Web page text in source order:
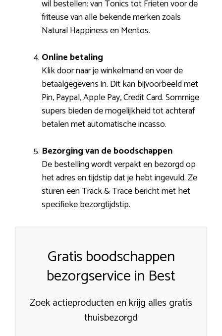
wil bestellen: van Tonics tot Frieten voor de
friteuse van alle bekende merken zoals
Natural Happiness en Mentos.
Online betaling
Klik door naar je winkelmand en voer de
betaalgegevens in. Dit kan bijvoorbeeld met
Pin, Paypal, Apple Pay, Credit Card. Sommige
supers bieden de mogelijkheid tot achteraf
betalen met automatische incasso.
Bezorging van de boodschappen
De bestelling wordt verpakt en bezorgd op
het adres en tijdstip dat je hebt ingevuld. Ze
sturen een Track & Trace bericht met het
specifieke bezorgtijdstip.
Gratis boodschappen
bezorgservice in Best
Zoek actieproducten en krijg alles gratis
thuisbezorgd